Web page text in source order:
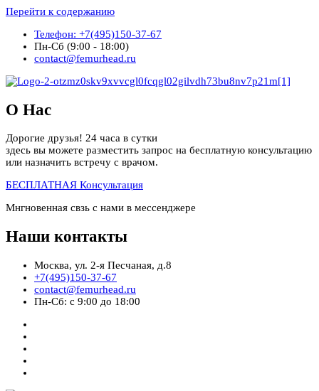
Перейти к содержанию
Телефон: +7(495)150-37-67
Пн-Сб (9:00 - 18:00)
contact@femurhead.ru
О Нас
Дорогие друзья! 24 часа в сутки
здесь вы можете разместить запрос на бесплатную консультацию
или назначить встречу с врачом.
БЕСПЛАТНАЯ Консультация
Мнгновенная свзь с нами в мессенджере
Наши контакты
Москва, ул. 2-я Песчаная, д.8
+7(495)150-37-67
contact@femurhead.ru
Пн-Сб: с 9:00 до 18:00